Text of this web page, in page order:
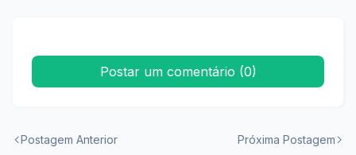
Postar um comentário (0)
Postagem Anterior Próxima Postagem